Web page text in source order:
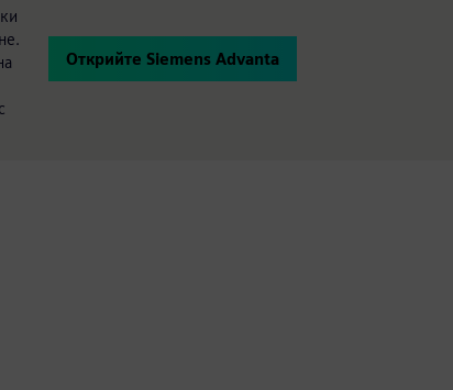
Открийте Siemens Advanta